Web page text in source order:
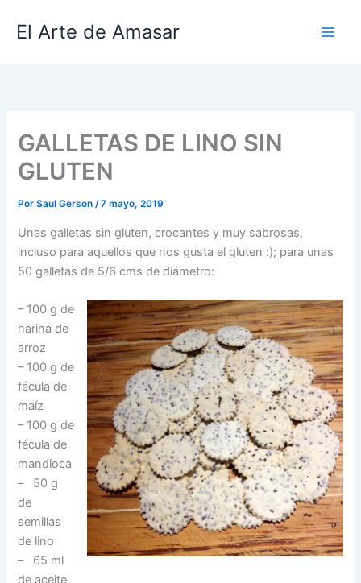
El Arte de Amasar
GALLETAS DE LINO SIN
GLUTEN
PorSaul Gerson/7 mayo, 2019
Unas galletas sin gluten, crocantes y muy sabrosas,
incluso para aquellos que nos gusta el gluten :); para unas
50 galletas de 5/6 cms de diámetro:
– 100 g de
harina de
arroz
– 100 g de
fécula de
maíz
– 100 g de
fécula de
mandioca
– 50 g
de
semillas
de lino
– 65 ml
de aceite